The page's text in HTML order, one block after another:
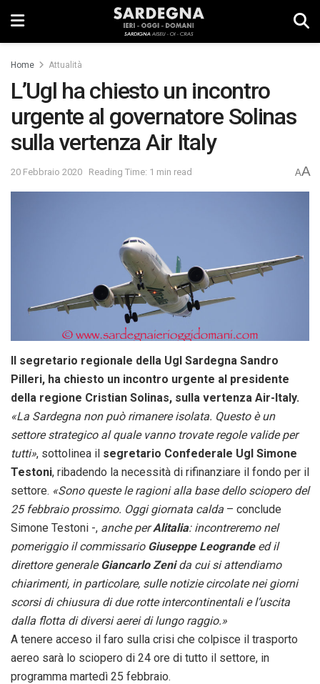
Home Attualità
L’Ugl ha chiesto un incontro
urgente al governatore Solinas
sulla vertenza Air Italy
20 Febbraio 2020 Reading Time: 1 min read AA
Il segretario regionale della Ugl Sardegna Sandro
Pilleri, ha chiesto un incontro urgente al presidente
della regione Cristian Solinas, sulla vertenza Air-Italy.
«La Sardegna non può rimanere isolata. Questo è un
settore strategico al quale vanno trovate regole valide per
tutti», sottolinea il segretario Confederale Ugl Simone
Testoni, ribadendo la necessità di rifinanziare il fondo per il
settore. «Sono queste le ragioni alla base dello sciopero del
25 febbraio prossimo. Oggi giornata calda – conclude
Simone Testoni -, anche perAlitalia: incontreremo nel
pomeriggio il commissario Giuseppe Leograndeed il
direttore generaleGiancarlo Zenida cui si attendiamo
chiarimenti, in particolare, sulle notizie circolate nei giorni
scorsi di chiusura di due rotte intercontinentali e l’uscita
dalla flotta di diversi aerei di lungo raggio.»
A tenere acceso il faro sulla crisi che colpisce il trasporto
aereo sarà lo sciopero di 24 ore di tutto il settore, in
programma martedì 25 febbraio.